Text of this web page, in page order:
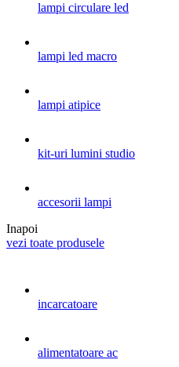
lampi circulare led
lampi led macro
lampi atipice
kit-uri lumini studio
accesorii lampi
Inapoi
vezi toate produsele
incarcatoare
alimentatoare ac